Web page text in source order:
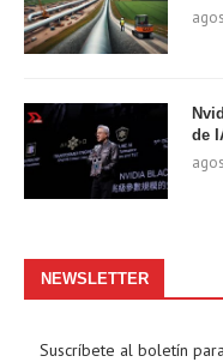
de
NEWSLETTER
Suscríbete al boletín